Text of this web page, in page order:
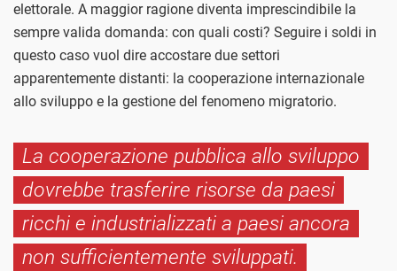
elettorale. A maggior ragione diventa imprescindibile la
sempre valida domanda: con quali costi? Seguire i soldi in
questo caso vuol dire accostare due settori
apparentemente distanti: la cooperazione internazionale
allo sviluppo e la gestione del fenomeno migratorio.
La cooperazione pubblica allo sviluppo
dovrebbe trasferire risorse da paesi
ricchi e industrializzati a paesi ancora
non sufficientemente sviluppati.